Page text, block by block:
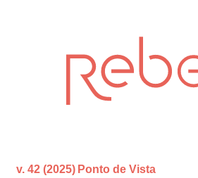
v. 42 (2025) Ponto de Vista